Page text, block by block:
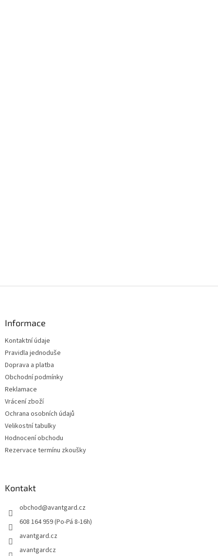
Informace
Kontaktní údaje
Pravidla jednoduše
Doprava a platba
Obchodní podmínky
Reklamace
Vrácení zboží
Ochrana osobních údajů
Velikostní tabulky
Hodnocení obchodu
Rezervace termínu zkoušky
Kontakt
obchod@avantgard.cz
608 164 959 (Po-Pá 8-16h)
avantgard.cz
avantgardcz